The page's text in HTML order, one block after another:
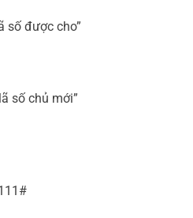
số được cho”
số chủ mới”